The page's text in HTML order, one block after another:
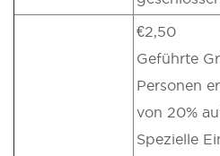
€2,50
Geführte
Personen
von 20%
Spezielle